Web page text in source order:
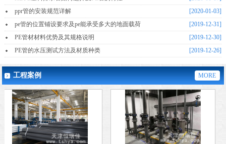
[2020-01-03]
ppr管的安装规范详解
[2019-12-31]
pe管的位置铺设要求及pe能承受多大的地面载荷
[2019-12-30]
PE管材材料优势及其规格说明
[2019-12-26]
PE管的水压测试方法及材质种类
工程案例 MORE
UPVC工业管道操作工艺
【台塑华亚】UPVC工业管道操作工艺:工艺流程：安装准备→预制加工→
干管安装→立管安装→支管安装→卡件固定→封口堵洞→→闭...
华亚塑胶管材中涉及的压力值